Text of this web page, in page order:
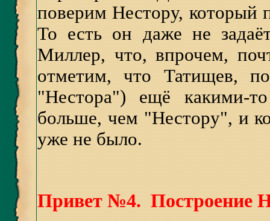
поверим Нестору, который
То есть он даже не
Миллер, что, впрочем,
отметим, что Татищев,
"Нестора") ещё какими-
больше, чем "Нестору", и
уже не было.
Привет №4. Построение